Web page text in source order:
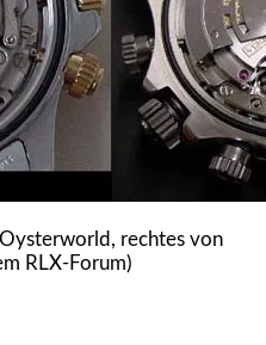
rechtes von
RLX-Forum)